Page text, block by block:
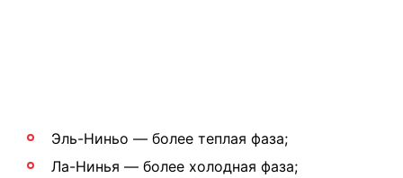
Эль-Ниньо — более теплая фаза;
Ла-Нинья — более холодная фаза;